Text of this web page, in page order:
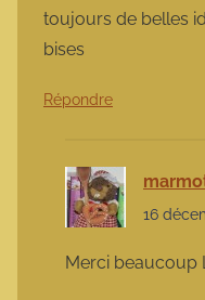
toujours de belles
bises
Répondre
16
Merci beaucoup